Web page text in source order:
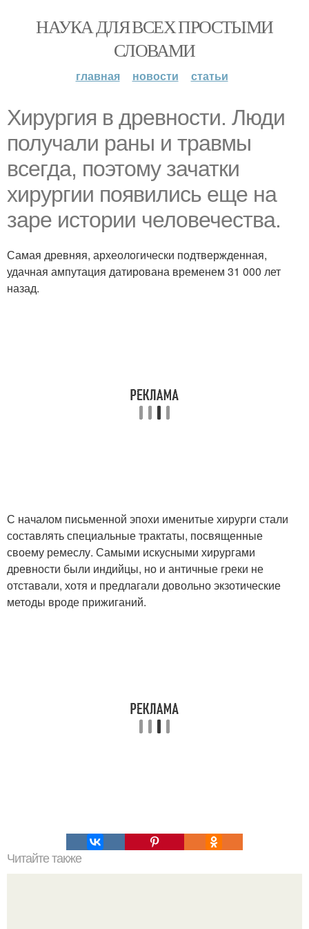
НАУКА ДЛЯ ВСЕХ ПРОСТЫМИ
СЛОВАМИ
главная новости статьи
Хирургия в древности. Люди
получали раны и травмы
всегда, поэтому зачатки
хирургии появились еще на
заре истории человечества.
Самая древняя, археологически подтвержденная,
удачная ампутация датирована временем 31 000 лет
назад.
С началом письменной эпохи именитые хирурги стали
составлять специальные трактаты, посвященные
своему ремеслу. Самыми искусными хирургами
древности были индийцы, но и античные греки не
отставали, хотя и предлагали довольно экзотические
методы вроде прижиганий.
Читайте также